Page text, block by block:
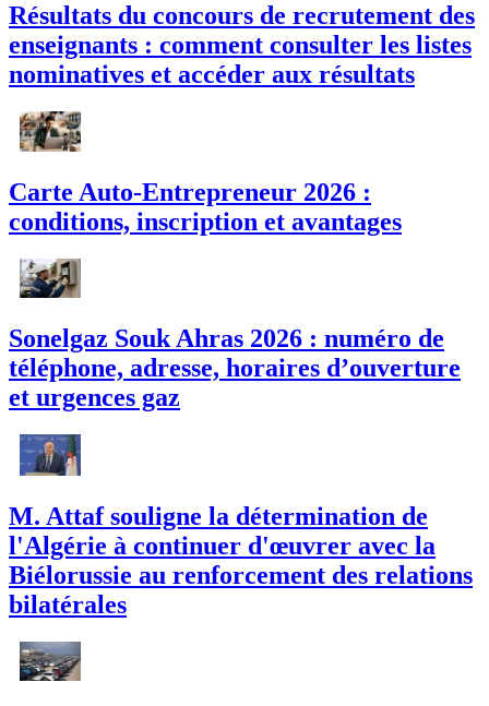
Résultats du concours de recrutement des
enseignants : comment consulter les listes
nominatives et accéder aux résultats
Carte Auto-Entrepreneur 2026 :
conditions, inscription et avantages
Sonelgaz Souk Ahras 2026 : numéro de
téléphone, adresse, horaires d’ouverture
et urgences gaz
M. Attaf souligne la détermination de
l'Algérie à continuer d'œuvrer avec la
Biélorussie au renforcement des relations
bilatérales